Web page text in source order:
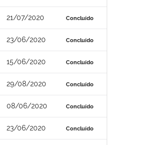
21/07/2020 Concluído
23/06/2020 Concluído
15/06/2020 Concluído
29/08/2020 Concluído
08/06/2020 Concluído
23/06/2020 Concluído